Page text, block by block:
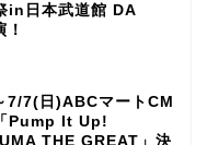
in日本武道館 DA
！
7/7(日)ABCマートCM
Pump It Up!
THE GREAT」決